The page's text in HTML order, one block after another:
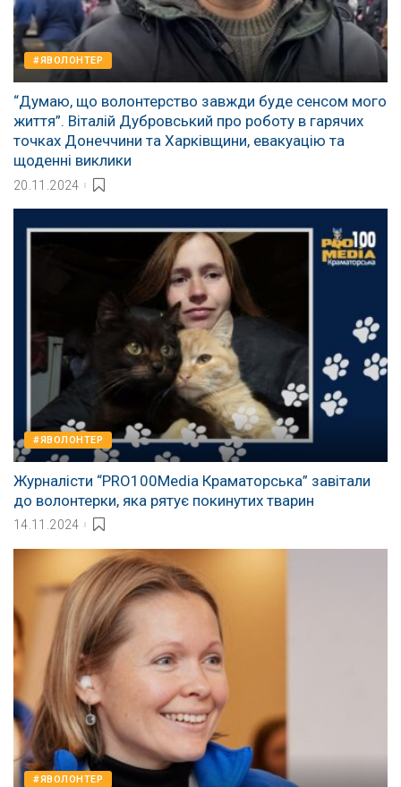
#ЯВОЛОНТЕР
“Думаю, що волонтерство завжди буде сенсом мого
життя”. Віталій Дубровський про роботу в гарячих
точках Донеччини та Харківщини, евакуацію та
щоденні виклики
20.11.2024
#ЯВОЛОНТЕР
Журналісти “PRO100Media Краматорська” завітали
до волонтерки, яка рятує покинутих тварин
14.11.2024
#ЯВОЛОНТЕР